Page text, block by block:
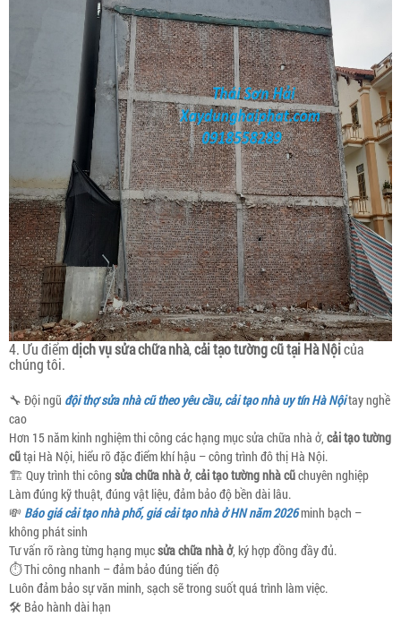
4. Ưu điểmdịch vụ sửa chữa nhà,cải tạo tường cũ tại Hà Nộicủa
chúng tôi.
🔧 Đội ngũ đội thợ sửa nhà cũ theo yêu cầu, cải tạo nhà uy tín Hà Nộitay nghề
cao
Hơn 15 năm kinh nghiệm thi công các hạng mục sửa chữa nhà ở, cải tạo tường
cũtại Hà Nội, hiểu rõ đặc điểm khí hậu – công trình đô thị Hà Nội.
🏗 Quy trình thi công sửa chữa nhà ở, cải tạo tường nhà cũchuyên nghiệp
Làm đúng kỹ thuật, đúng vật liệu, đảm bảo độ bền dài lâu.
💸 Báo giá cải tạo nhà phố, giá cải tạo nhà ở HN năm 2026minh bạch –
không phát sinh
Tư vấn rõ ràng từng hạng mụcsửa chữa nhà ở, ký hợp đồng đầy đủ.
⏱ Thi công nhanh – đảm bảo đúng tiến độ
Luôn đảm bảo sự văn minh, sạch sẽ trong suốt quá trình làm việc.
🛠 Bảo hành dài hạn